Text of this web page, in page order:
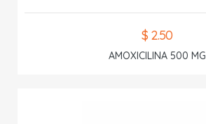
$ 2.50
AMOXICILINA 500 MG